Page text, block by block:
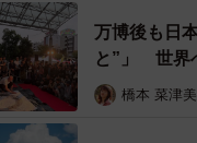
万博後も日
と”」 世界
橋本 菜津美